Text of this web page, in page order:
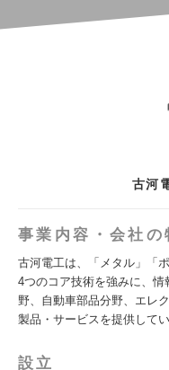
古河
事業内容・会社の
古河電工は、「メタル」「
4つのコア技術を強みに、
野、自動車部品分野、エレ
製品・サービスを提供してい
設立